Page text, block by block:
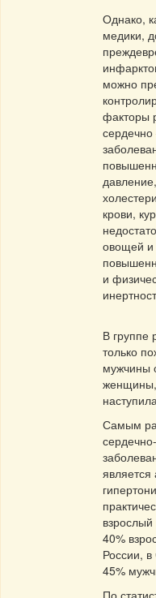
Однако,
медики,
можно
факторы
сердечно
крови,
овощей и
и
В группе
только
мужчины
женщины,
Самым
является
40%
России, в
45%